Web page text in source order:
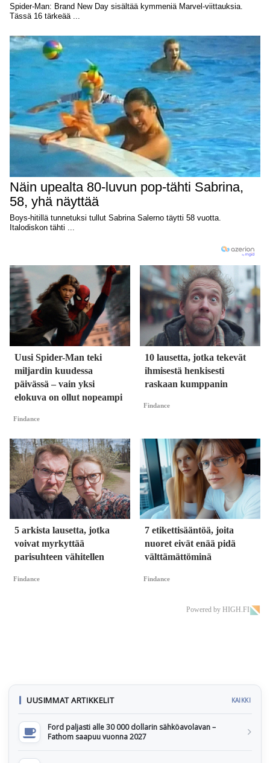
Uusi Spider-Man teki
miljardin kuudessa
päivässä – vain yksi
elokuva on ollut nopeampi
Findance
10 lausetta, jotka tekevät
ihmisestä henkisesti
raskaan kumppanin
Findance
5 arkista lausetta, jotka
voivat myrkyttää
parisuhteen vähitellen
Findance
7 etikettisääntöä, joita
nuoret eivät enää pidä
välttämättöminä
Findance
Powered by HIGH.FI
UUSIMMAT ARTIKKELIT KAIKKI
Ford paljasti alle 30 000 dollarin sähköavolavan –
Fathom saapuu vuonna 2027